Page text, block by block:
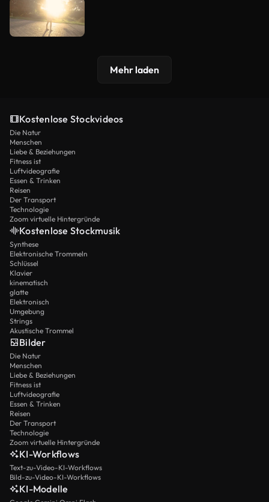
Mehr laden
Kostenlose Stockvideos
Die Natur
Menschen
Liebe & Beziehungen
Fitness ist
Luftvideografie
Essen & Trinken
Reisen
Der Transport
Technologie
Zoom virtuelle Hintergründe
Kostenlose Stockmusik
Synthese
Elektronische Trommeln
Schlüssel
Klavier
kinematisch
glatte
Elektronisch
Umgebung
Strings
Akustische Trommel
Bilder
Die Natur
Menschen
Liebe & Beziehungen
Fitness ist
Luftvideografie
Essen & Trinken
Reisen
Der Transport
Technologie
Zoom virtuelle Hintergründe
KI-Workflows
Text-zu-Video-KI-Workflows
Bild-zu-Video-KI-Workflows
KI-Modelle